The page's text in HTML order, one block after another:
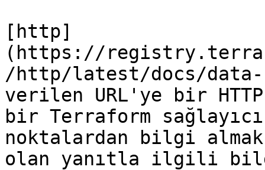
[http]
(https://
/http/latest/docs/data-
verilen URL'ye bir
bir Terraform
noktalardan bilgi
olan yanıtla ilgili